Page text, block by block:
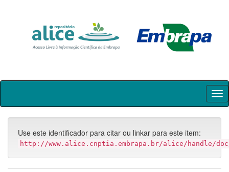
Skip
Use este identificador para citar ou linkar para este item:
http://www.alice.cnptia.embrapa.br/alice/handle/doc/